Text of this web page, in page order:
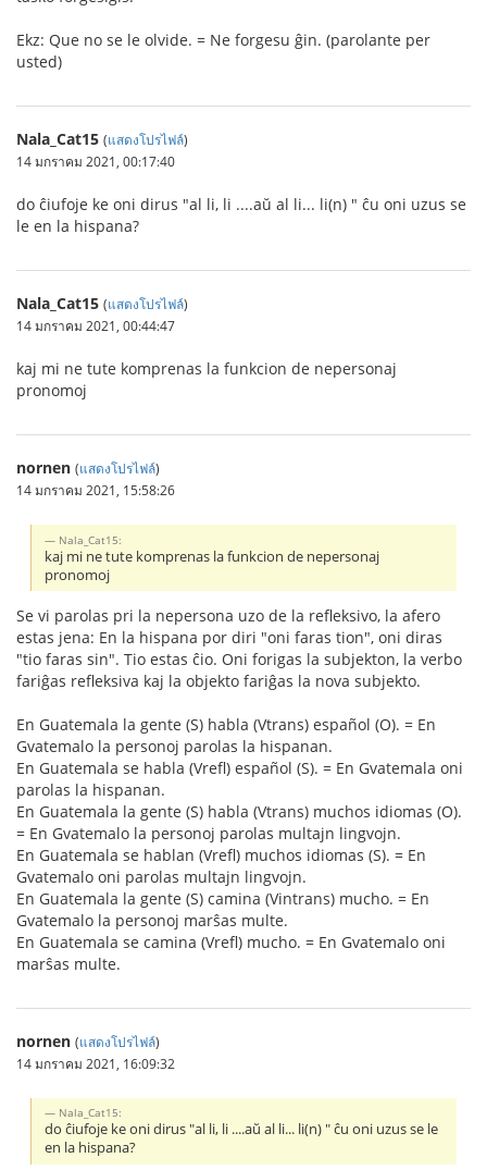
Ekz: Que no se le olvide. = Ne forgesu ĝin. (parolante per
usted)
Nala_Cat15 (แสดงโปรไฟล์)
14 มกราคม 2021, 00:17:40
do ĉiufoje ke oni dirus "al li, li ....aŭ al li... li(n) " ĉu oni uzus se
le en la hispana?
Nala_Cat15 (แสดงโปรไฟล์)
14 มกราคม 2021, 00:44:47
kaj mi ne tute komprenas la funkcion de nepersonaj
pronomoj
nornen (แสดงโปรไฟล์)
14 มกราคม 2021, 15:58:26
Nala_Cat15:
kaj mi ne tute komprenas la funkcion de nepersonaj
pronomoj
Se vi parolas pri la nepersona uzo de la refleksivo, la afero
estas jena: En la hispana por diri "oni faras tion", oni diras
"tio faras sin". Tio estas ĉio. Oni forigas la subjekton, la verbo
fariĝas refleksiva kaj la objekto fariĝas la nova subjekto.
En Guatemala la gente (S) habla (Vtrans) español (O). = En
Gvatemalo la personoj parolas la hispanan.
En Guatemala se habla (Vrefl) español (S). = En Gvatemala oni
parolas la hispanan.
En Guatemala la gente (S) habla (Vtrans) muchos idiomas (O).
= En Gvatemalo la personoj parolas multajn lingvojn.
En Guatemala se hablan (Vrefl) muchos idiomas (S). = En
Gvatemalo oni parolas multajn lingvojn.
En Guatemala la gente (S) camina (Vintrans) mucho. = En
Gvatemalo la personoj marŝas multe.
En Guatemala se camina (Vrefl) mucho. = En Gvatemalo oni
marŝas multe.
nornen (แสดงโปรไฟล์)
14 มกราคม 2021, 16:09:32
Nala_Cat15:
do ĉiufoje ke oni dirus "al li, li ....aŭ al li... li(n) " ĉu oni uzus se le
en la hispana?